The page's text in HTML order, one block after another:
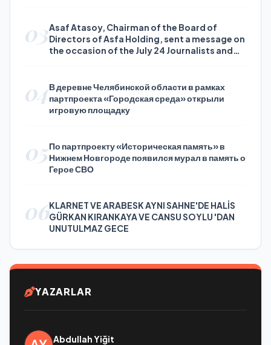
03Asaf Atasoy, Chairman of the Board of
Directors of Asfa Holding, sent a message on
the occasion of the July 24 Journalists and
04В деревне Челябинской области в рамках
партпроекта «Городская среда» открыли
игровую площадку
05По партпроекту «Историческая память» в
Нижнем Новгороде появился мурал в память о
Герое СВО
06KLARNET VE ARABESK AYNI SAHNE'DE HALİS
GÜRKAN KIRANKAYA VE CANSU SOYLU 'DAN
UNUTULMAZ GECE
YAZARLAR
Abdullah Yiğit